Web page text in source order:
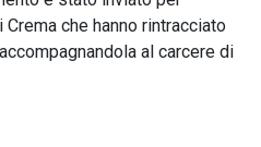
che hanno rintracciato
al carcere di